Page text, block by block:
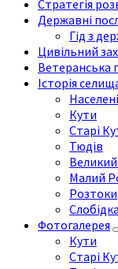
Стратегія
Державні
Гід з
Цивільний
Ветеранська
Історія
Кути
Старі
Тюдів
Малий
Розтоки
Слобідка
Фотогалерея
Кути
Старі